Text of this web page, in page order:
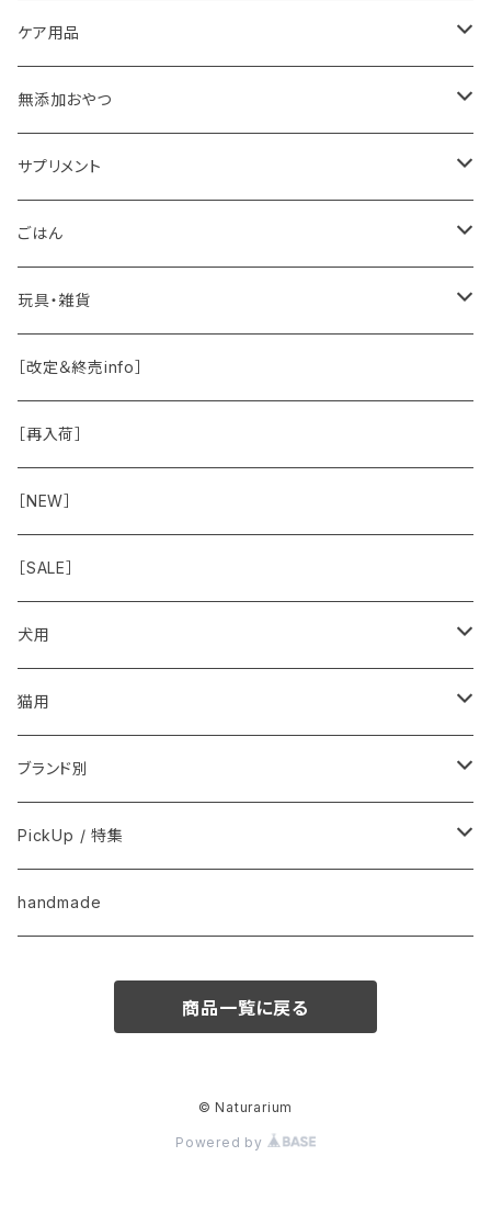
ケア用品
肉球バーム
ドッグソープ
保湿・除菌・虫除け
保湿剤
除菌
おくち・おめめ・おみみ
おくち
おめめ
ブラシと雑貨
無添加おやつ
お肉
お魚
その他（乳製品・果物野菜）
Natural Marche
ちょこっとシリーズ
◾️躾トレーニングに
◾️長く楽しむ用
◾️特別なご褒美/嗜好性高
サプリメント
皮膚被毛
関節・骨
おめめ
おなか
臓-肝腎心膵
免疫力・健康維持
こころ・脳
ごはん
手作り補助
ウェット・お惣菜
ドライ
玩具・雑貨
ノーズワーク・玩具
お散歩用品
オーナー雑貨
［改定＆終売info］
［再入荷］
［NEW］
［SALE］
犬用
フードおやつ
用品
猫用
フードおやつ
用品
ブランド別
Anima Strath
Animal Essentials
PickUp / 特集
換毛期におすすめ
handmade
商品一覧に戻る
© Naturarium
Powered by